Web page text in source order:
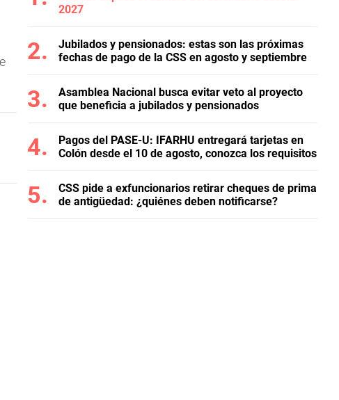
2027
Jubilados y pensionados: estas son las próximas
fechas de pago de la CSS en agosto y septiembre
Asamblea Nacional busca evitar veto al proyecto
que beneficia a jubilados y pensionados
Pagos del PASE-U: IFARHU entregará tarjetas en
Colón desde el 10 de agosto, conozca los requisitos
CSS pide a exfuncionarios retirar cheques de prima
de antigüedad: ¿quiénes deben notificarse?